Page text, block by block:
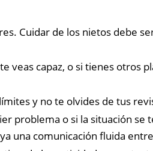
Cuidar de los nietos debe
veas capaz, o si tienes
y no te olvides de tus
problema o si la situación
una comunicación fluida